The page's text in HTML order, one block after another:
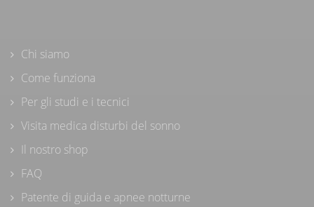
Chi siamo
Come funziona
Per gli studi e i tecnici
Visita medica disturbi del sonno
Il nostro shop
FAQ
Patente di guida e apnee notturne